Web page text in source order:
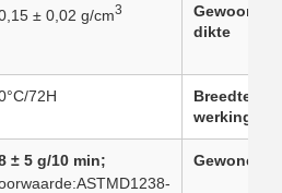
± 0,02 g/cm3
dikte
72H
Breedte
± 5 g/10 min;
Gewone